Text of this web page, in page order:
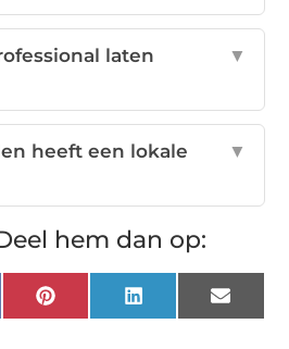
laten
▼
heeft een lokale
▼
hem dan op:
PinterestLinkedInEmail